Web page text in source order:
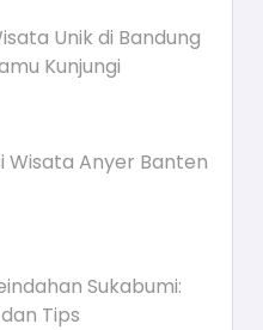
Unik di Bandung
Kunjungi
Wisata Anyer Banten
Sukabumi:
Tips